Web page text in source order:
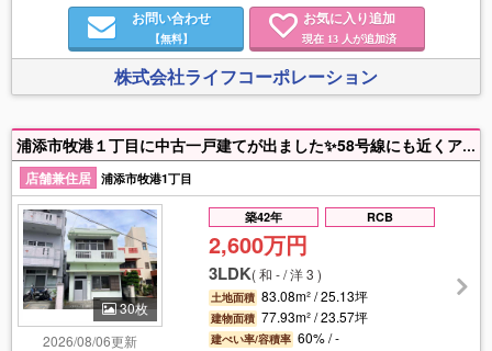
お問い合わせ
【無料】
お気に入り追加
現在 13人が追加済
株式会社ライフコーポレーション
浦添市牧港１丁目に中古一戸建てが出ました✨58号線にも近くアクセス良好です👍 現在空き家にて内覧可能です✨お気軽にお問い合わせ下さい☎️担当上原：090-3792-2038
店舗兼住居 浦添市牧港1丁目
30枚
2026/08/06更新
築42年 RCB
2,600万円
3LDK(和 - / 洋 3 )
土地面積 83.08m² / 25.13坪
建物面積 77.93m² / 23.57坪
建ぺい率/容積率 60% / -